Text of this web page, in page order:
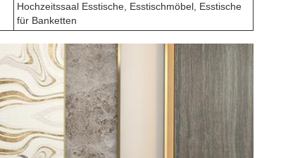
Hochzeitssaal Esstische, Esstischmöbel, Esstische
für Banketten